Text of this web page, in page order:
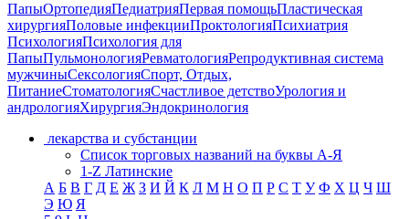
ПапыОртопедияПедиатрияПервая помощьПластическая
хирургияПоловые инфекцииПроктологияПсихиатрия
ПсихологияПсихология для
ПапыПульмонологияРевматологияРепродуктивная система
мужчиныСексологияСпорт, Отдых,
ПитаниеСтоматологияСчастливое детствоУрология и
андрологияХирургияЭндокринология
лекарства и субстанции
Список торговых названий на буквы А-Я
1-Z Латинские
А Б В Г Д Е Ж З И Й К Л М Н О П Р С Т У Ф Х Ц Ч Ш
Э Ю Я